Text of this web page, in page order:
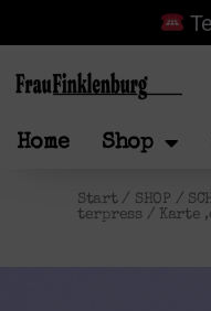
Home Shop
Start/ SHOP /
terpress/ Karte